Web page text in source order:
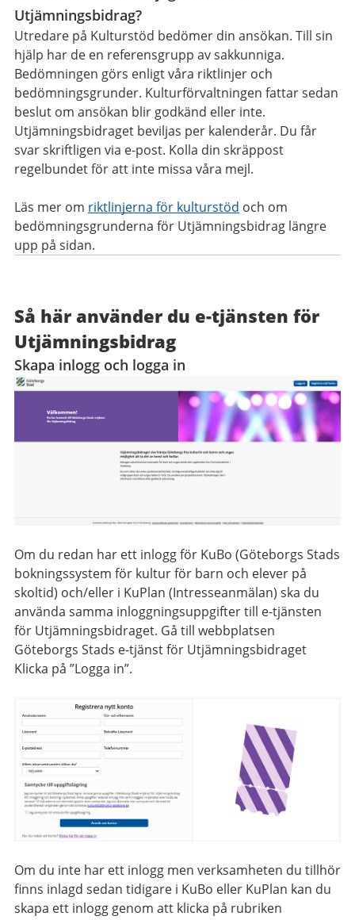
Utjämningsbidrag?
Utredare på Kulturstöd bedömer din ansökan. Till sin
hjälp har de en referensgrupp av sakkunniga.
Bedömningen görs enligt våra riktlinjer och
bedömningsgrunder. Kulturförvaltningen fattar sedan
beslut om ansökan blir godkänd eller inte.
Utjämningsbidraget beviljas per kalenderår. Du får
svar skriftligen via e-post. Kolla din skräppost
regelbundet för att inte missa våra mejl.
Läs mer om riktlinjerna för kulturstöd och om
bedömningsgrunderna för Utjämningsbidrag längre
upp på sidan.
Så här använder du e-tjänsten för
Utjämningsbidrag
Skapa inlogg och logga in
Om du redan har ett inlogg för KuBo (Göteborgs Stads
bokningssystem för kultur för barn och elever på
skoltid) och/eller i KuPlan (Intresseanmälan) ska du
använda samma inloggningsuppgifter till e-tjänsten
för Utjämningsbidraget. Gå till webbplatsen
Göteborgs Stads e-tjänst för Utjämningsbidraget
Klicka på ”Logga in”.
Om du inte har ett inlogg men verksamheten du tillhör
finns inlagd sedan tidigare i KuBo eller KuPlan kan du
skapa ett inlogg genom att klicka på rubriken